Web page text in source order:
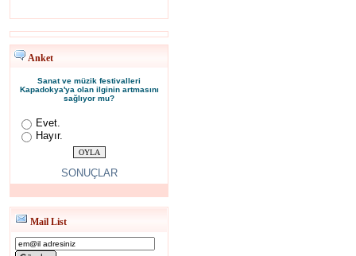
Anket
Sanat ve müzik festivalleri
Kapadokya'ya olan ilginin artmasını
sağlıyor mu?
Evet.
Hayır.
SONUÇLAR
Mail List